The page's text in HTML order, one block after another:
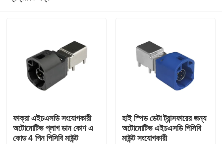
ফাক্রা এইচএসডি সংযোগকারী
অটোমোটিভ প্লাগ ডান কোণ এ
কোড 4 পিন পিসিবি মাউন্ট
হাই স্পিড ডেটা ট্রান্সফারের জন্য
অটোমোটিভ এইচএসডি পিসিবি
মাউন্ট সংযোগকারী